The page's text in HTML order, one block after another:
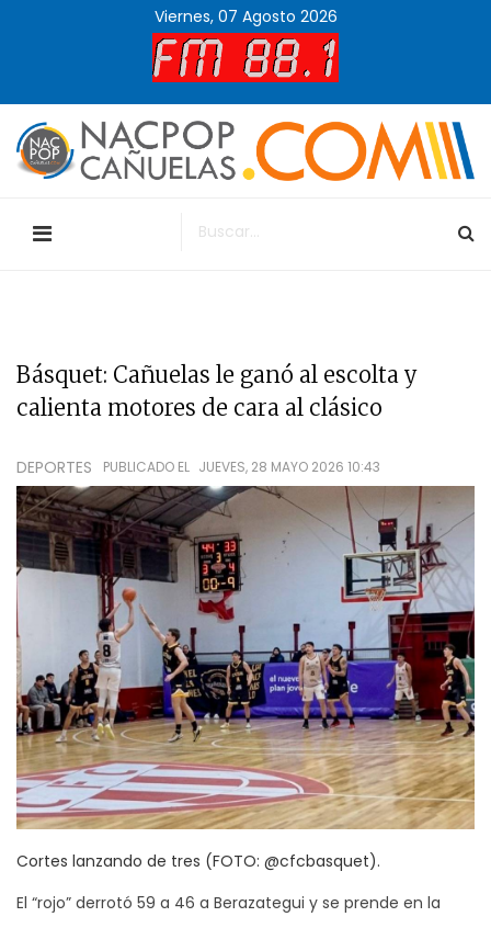
Viernes, 07 Agosto 2026
Básquet: Cañuelas le ganó al escolta y
calienta motores de cara al clásico
DEPORTES PUBLICADO EL JUEVES, 28 MAYO 2026 10:43
Cortes lanzando de tres (FOTO: @cfcbasquet).
El “rojo” derrotó 59 a 46 a Berazategui y se prende en la